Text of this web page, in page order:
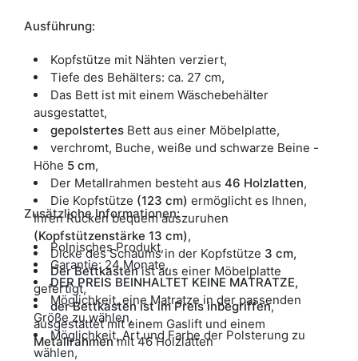
Ausführung:
Kopfstütze mit Nähten verziert,
Tiefe des Behälters: ca. 27 cm,
Das Bett ist mit einem Wäschebehälter
ausgestattet,
gepolstertes Bett aus einer Möbelplatte,
verchromt, Buche, weiße und schwarze Beine -
Höhe 5 cm,
Der Metallrahmen besteht aus 46 Holzlatten,
Die Kopfstütze (123 cm) ermöglicht es Ihnen,
Ihren Rücken bequem auszuruhen
(Kopfstützenstärke 13 cm),
Dicke des Schaums in der Kopfstütze 3 cm,
Der Bettkastenist aus einer Möbelplatte
gefertigt,
der Bettkasten ist im Preis inbegriffen,
ausgestattet mit einem Gaslift und einem
Metallrahmenmit 46 Holzlatten
Zusätzliche Informationen:
Polnisches Produkt,
Garantie: 24 Monate,
DER PREIS BEINHALTET KEINE MATRATZE,
Möglichkeit, eine Matratze in der passenden
Größe zu wählen,
Möglichkeit, Art und Farbe der Polsterung zu
wählen,